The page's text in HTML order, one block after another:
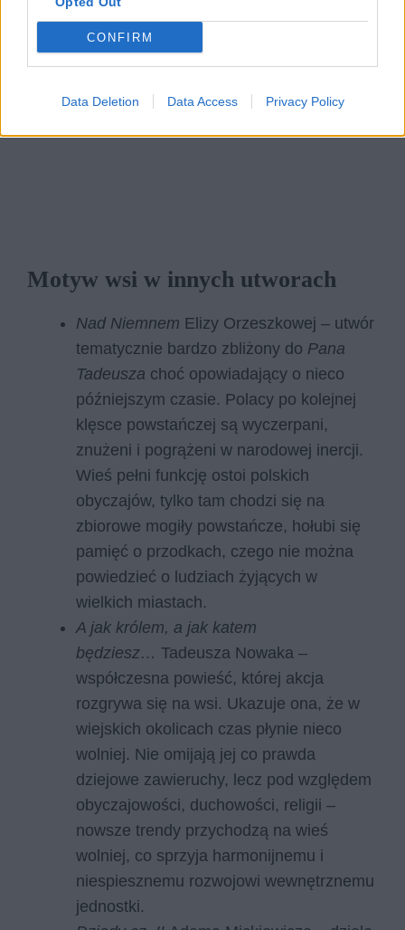
CONFIRM
Data Deletion Data Access Privacy Policy
Motyw wsi w innych utworach
Nad Niemnem Elizy Orzeszkowej – utwór
tematycznie bardzo zbliżony do Pana
Tadeusza choć opowiadający o nieco
późniejszym czasie. Polacy po kolejnej
klęsce powstańczej są wyczerpani,
znużeni i pogrążeni w narodowej inercji.
Wieś pełni funkcję ostoi polskich
obyczajów, tylko tam chodzi się na
zbiorowe mogiły powstańcze, hołubi się
pamięć o przodkach, czego nie można
powiedzieć o ludziach żyjących w
wielkich miastach.
A jak królem, a jak katem
będziesz… Tadeusza Nowaka –
współczesna powieść, której akcja
rozgrywa się na wsi. Ukazuje ona, że w
wiejskich okolicach czas płynie nieco
wolniej. Nie omijają jej co prawda
dziejowe zawieruchy, lecz pod względem
obyczajowości, duchowości, religii –
nowsze trendy przychodzą na wieś
wolniej, co sprzyja harmonijnemu i
niespiesznemu rozwojowi wewnętrznemu
jednostki.